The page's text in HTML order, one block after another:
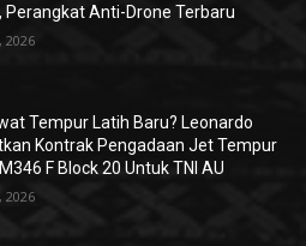
Perangkat Anti-Drone Terbaru
2026
Tempur Latih Baru? Leonardo
Kontrak Pengadaan Jet Tempur
F Block 20 Untuk TNI AU
2026